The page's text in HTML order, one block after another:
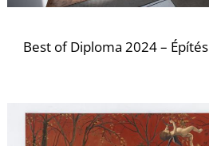
Best of Diploma 2024 – Építés